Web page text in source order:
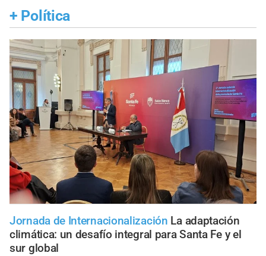
+ Política
Jornada de Internacionalización La adaptación
climática: un desafío integral para Santa Fe y el
sur global